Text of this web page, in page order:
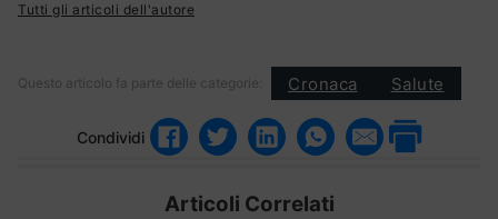
Tutti gli articoli dell'autore
Questo articolo fa parte delle categorie: Cronaca Salute
Condividi
Articoli Correlati